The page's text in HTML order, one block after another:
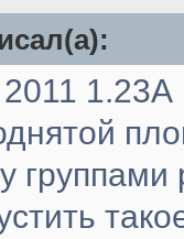
1.23А
группами